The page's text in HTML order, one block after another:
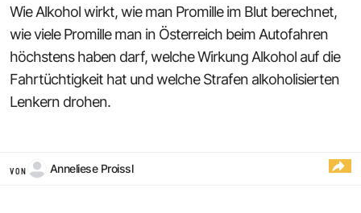
Wie Alkohol wirkt, wie man Promille im Blut berechnet,
wie viele Promille man in Österreich beim Autofahren
höchstens haben darf, welche Wirkung Alkohol auf die
Fahrtüchtigkeit hat und welche Strafen alkoholisierten
Lenkern drohen.
VON Anneliese Proissl